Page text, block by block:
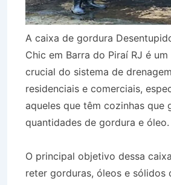
A caixa de gordura
Chic em Barra do Piraí RJ é
crucial do sistema de
residenciais e comerciais,
aqueles que têm cozinhas que
quantidades de gordura e óleo.
O principal objetivo dessa
reter gorduras, óleos e sólidos